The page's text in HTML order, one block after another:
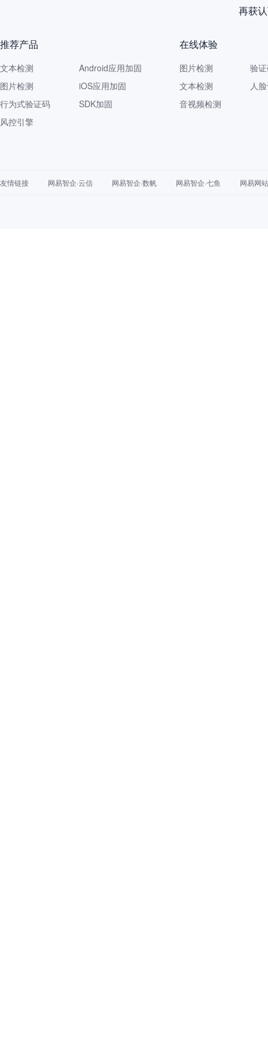
再获
推荐产品
文本检测
图片检测
行为式验证码
风控引擎
Android应用加固
iOS应用加固
SDK加固
在线体验
图片检测
文本检测
音视频检测
验
人
友情链接 网易智企·云信 网易智企·数帆 网易智企·七鱼 网易网